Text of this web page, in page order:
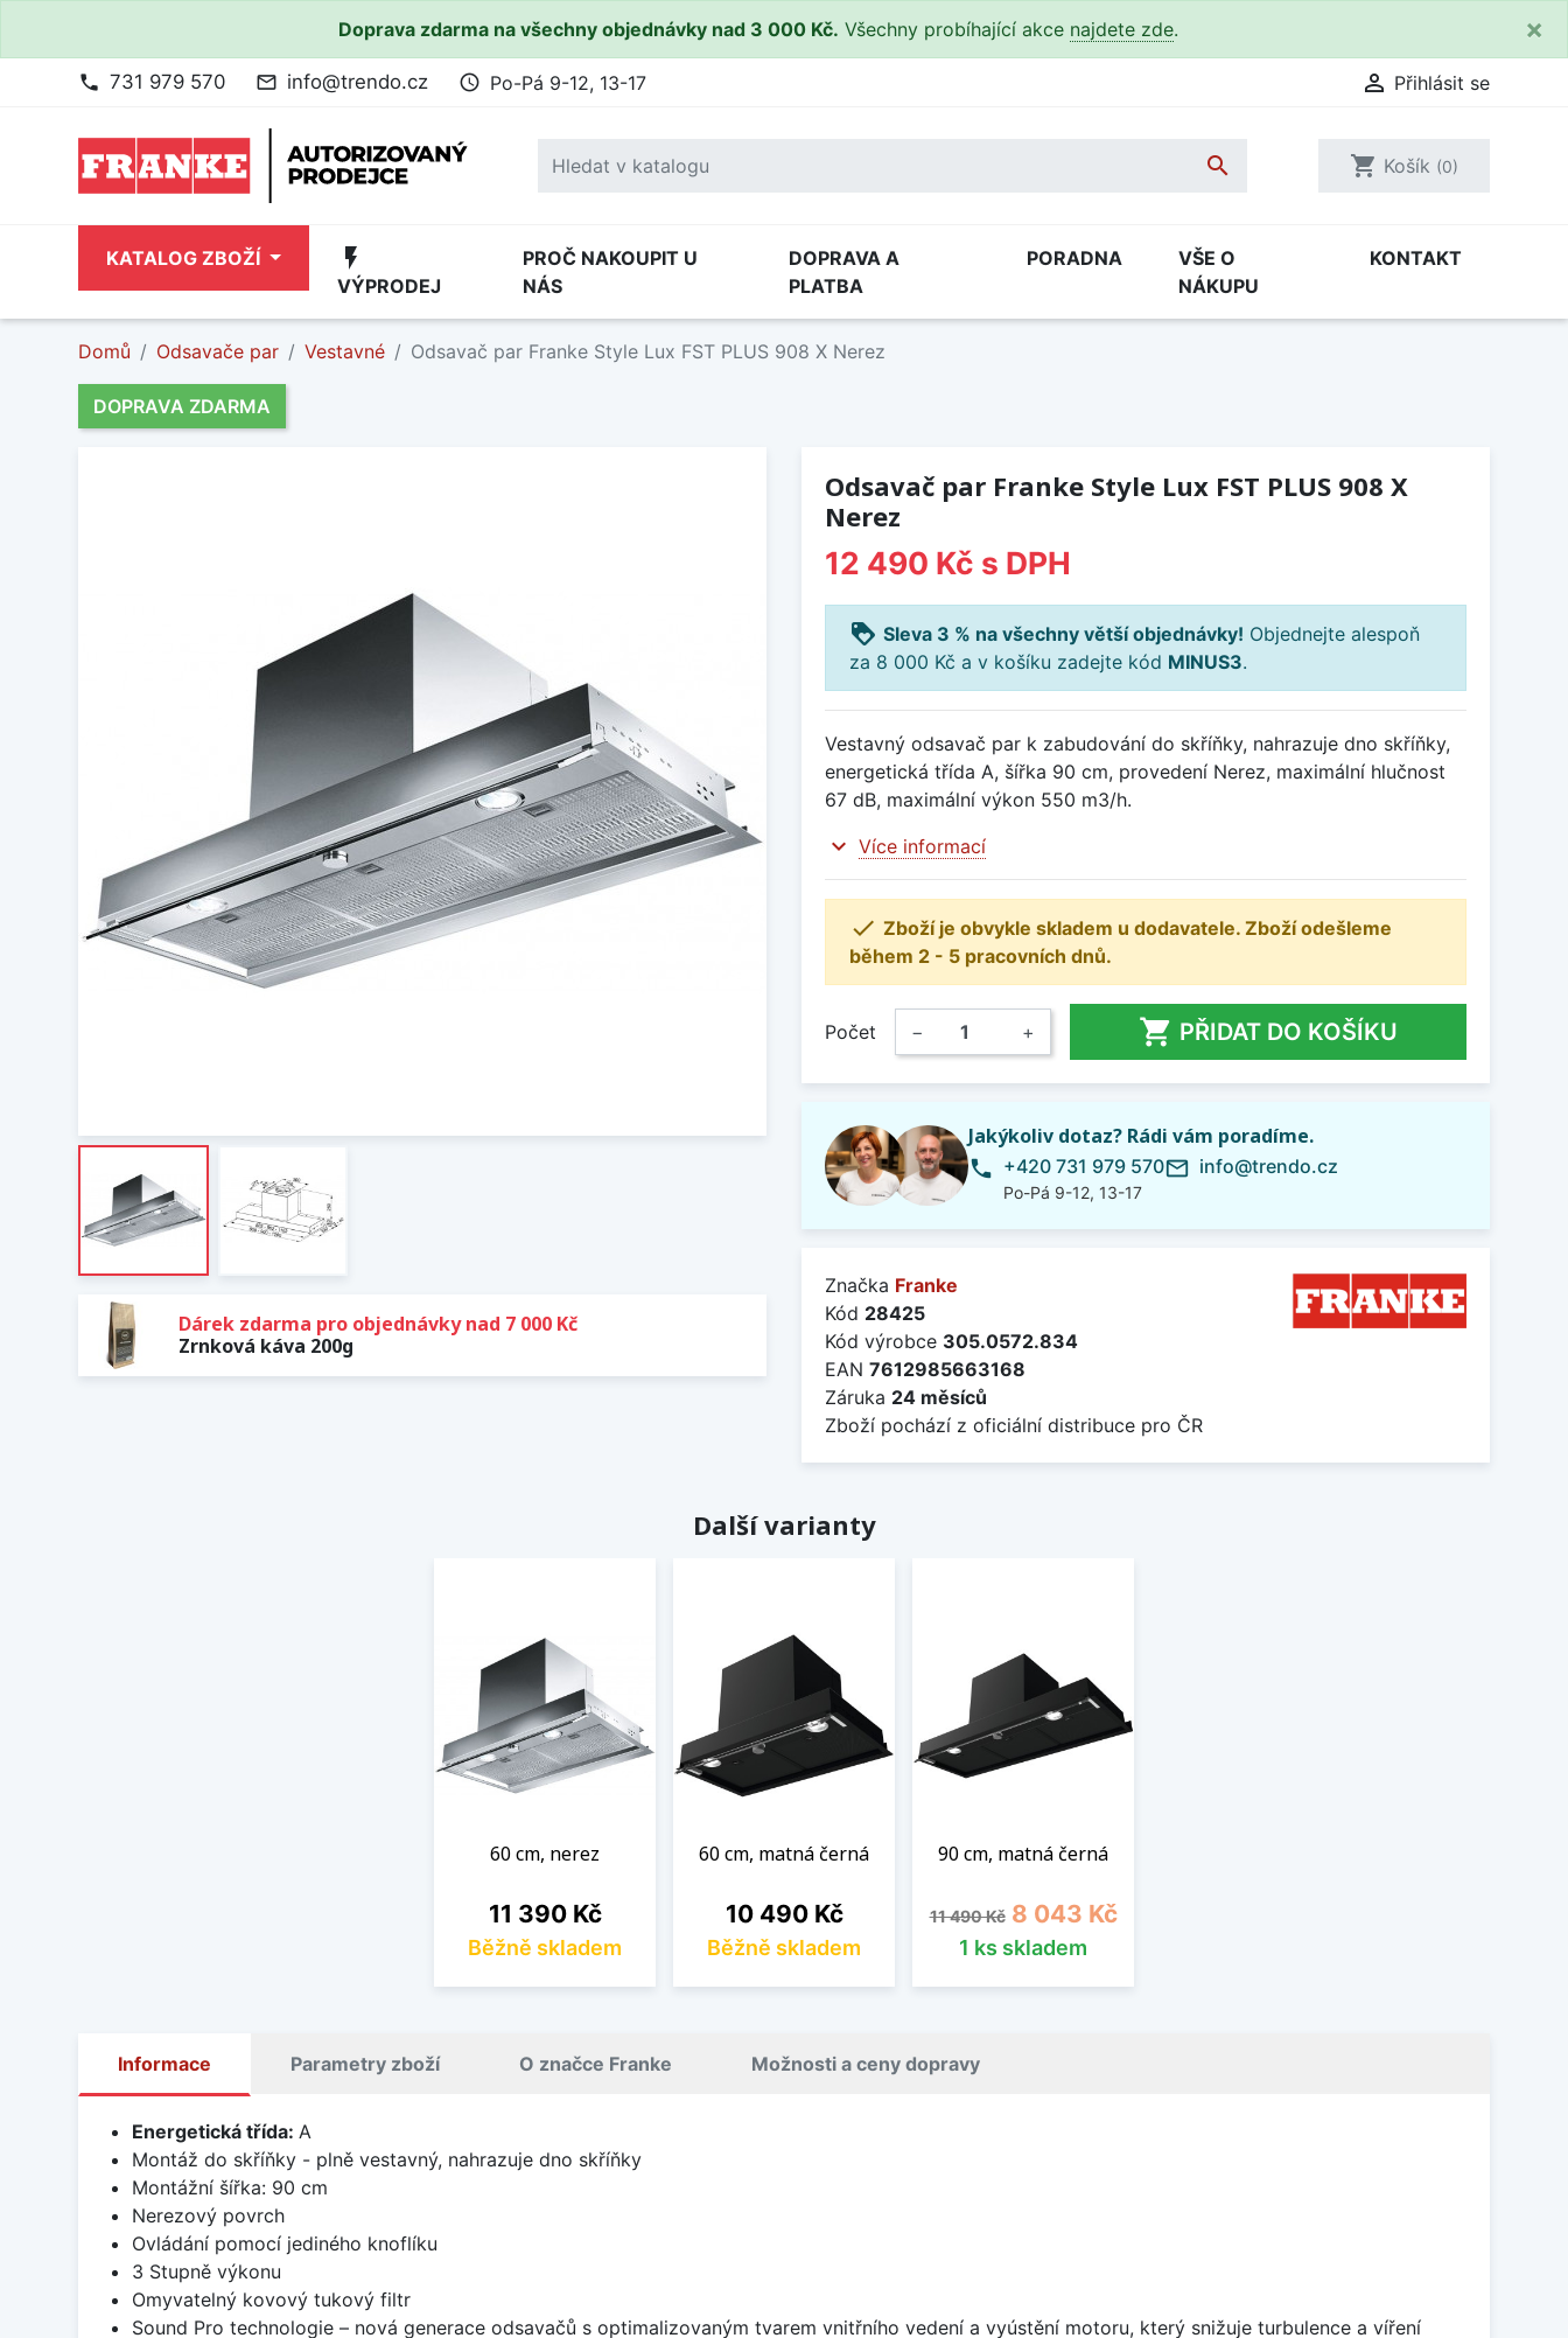
Doprava zdarma na všechny objednávky nad 3 000 Kč. Všechny probíhající akce najdete zde. ×
phone 731 979 570 mail_outline info@trendo.cz access_time Po-Pá 9-12, 13-17  Přihlásit se
 shopping_cart Košík (0)
KATALOG ZBOŽÍ flash_on
VÝPRODEJ
PROČ NAKOUPIT U
NÁS
DOPRAVA A
PLATBA
PORADNA
VŠE O
NÁKUPU
KONTAKT
Domů Odsavače par Vestavné Odsavač par Franke Style Lux FST PLUS 908 X Nerez
DOPRAVA ZDARMA
Dárek zdarma pro objednávky nad 7 000 Kč
Zrnková káva 200g
Odsavač par Franke Style Lux FST PLUS 908 X
Nerez
12 490 Kč s DPH
loyalty Sleva 3 % na všechny větší objednávky! Objednejte alespoň
za 8 000 Kč a v košíku zadejte kód MINUS3.
Vestavný odsavač par k zabudování do skříňky, nahrazuje dno skříňky,
energetická třída A, šířka 90 cm, provedení Nerez, maximální hlučnost
67 dB, maximální výkon 550 m3/h.
expand_more Více informací
 Zboží je obvykle skladem u dodavatele. Zboží odešleme
během 2 - 5 pracovních dnů.
Počet − +  PŘIDAT DO KOŠÍKU
Jakýkoliv dotaz? Rádi vám poradíme.
phone +420 731 979 570
Po-Pá 9-12, 13-17
mail_outline info@trendo.cz
Značka Franke
Kód 28425
Kód výrobce 305.0572.834
EAN 7612985663168
Záruka 24 měsíců
Zboží pochází z oficiální distribuce pro ČR
Další varianty
60 cm, nerez
Cena
11 390 Kč
Běžně skladem
60 cm, matná černá
Cena
10 490 Kč
Běžně skladem
90 cm, matná černá
Běžná cena
11 490 Kč Cena
8 043 Kč
1 ks skladem
Informace Parametry zboží O značce Franke Možnosti a ceny dopravy
Energetická třída: A
Montáž do skříňky - plně vestavný, nahrazuje dno skříňky
Montážní šířka: 90 cm
Nerezový povrch
Ovládání pomocí jediného knoflíku
3 Stupně výkonu
Omyvatelný kovový tukový filtr
Sound Pro technologie – nová generace odsavačů s optimalizovaným tvarem vnitřního vedení a vyústění motoru, který snižuje turbulence a víření